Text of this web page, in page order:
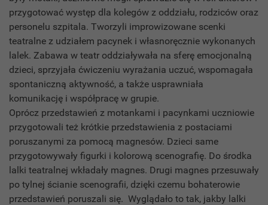
przygotować występ dla kolegów z oddziału, rodziców oraz
personelu szpitala. Tworzyli improwizowane scenki
teatralne z udziałem pacynek i własnoręcznie wykonanych
lalek. Zabawa w teatr oddziaływała na sferę emocjonalną
dzieci, sprzyjała ćwiczeniu wyrażania uczuć, wspomagała
spontaniczną aktywność, a także usprawniała
komunikację i współpracę w grupie.
Oprócz przedstawień z motankami i pacynkami uczniowie
przygotowali też krótkie przedstawienia z postaciami
poruszanymi za pomocą magnesów. Dzieci same
przygotowywały figurki i kolorową scenografię. Do środka
lalki teatralnej wkładały magnes. Drugi magnes przesuwały
po tylnej ścianie scenografii, dzięki czemu bohaterowie
przedstawień poruszali się. Wyglądało to tak, jakby lalki